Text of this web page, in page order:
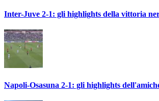
Inter-Juve 2-1: gli highlights della vittoria
Napoli-Osasuna 2-1: gli highlights